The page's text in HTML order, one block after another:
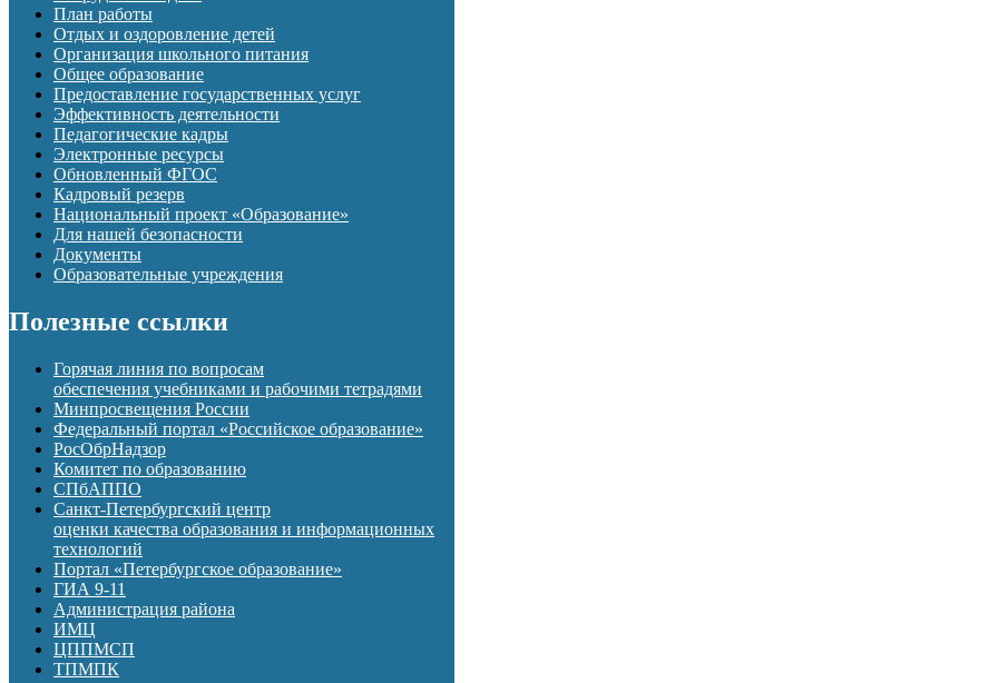
План работы
Отдых и оздоровление детей
Организация школьного питания
Общее образование
Предоставление государственных услуг
Эффективность деятельности
Педагогические кадры
Электронные ресурсы
Обновленный ФГОС
Кадровый резерв
Национальный проект «Образование»
Для нашей безопасности
Документы
Образовательные учреждения
Полезные ссылки
Горячая линия по вопросам
обеспечения учебниками и рабочими тетрадями
Минпросвещения России
Федеральный портал «Российское образование»
РосОбрНадзор
Комитет по образованию
СПбАППО
Санкт-Петербургский центр
оценки качества образования и информационных
технологий
Портал «Петербургское образование»
ГИА 9-11
Администрация района
ИМЦ
ЦППМСП
ТПМПК